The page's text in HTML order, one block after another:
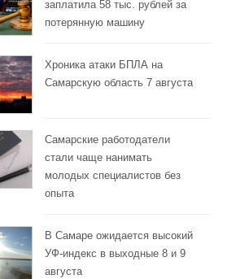
заплатила 58 тыс. рублей за
потерянную машину
Хроника атаки БПЛА на
Самарскую область 7 августа
Самарские работодатели
стали чаще нанимать
молодых специалистов без
опыта
В Самаре ожидается высокий
УФ-индекс в выходные 8 и 9
августа